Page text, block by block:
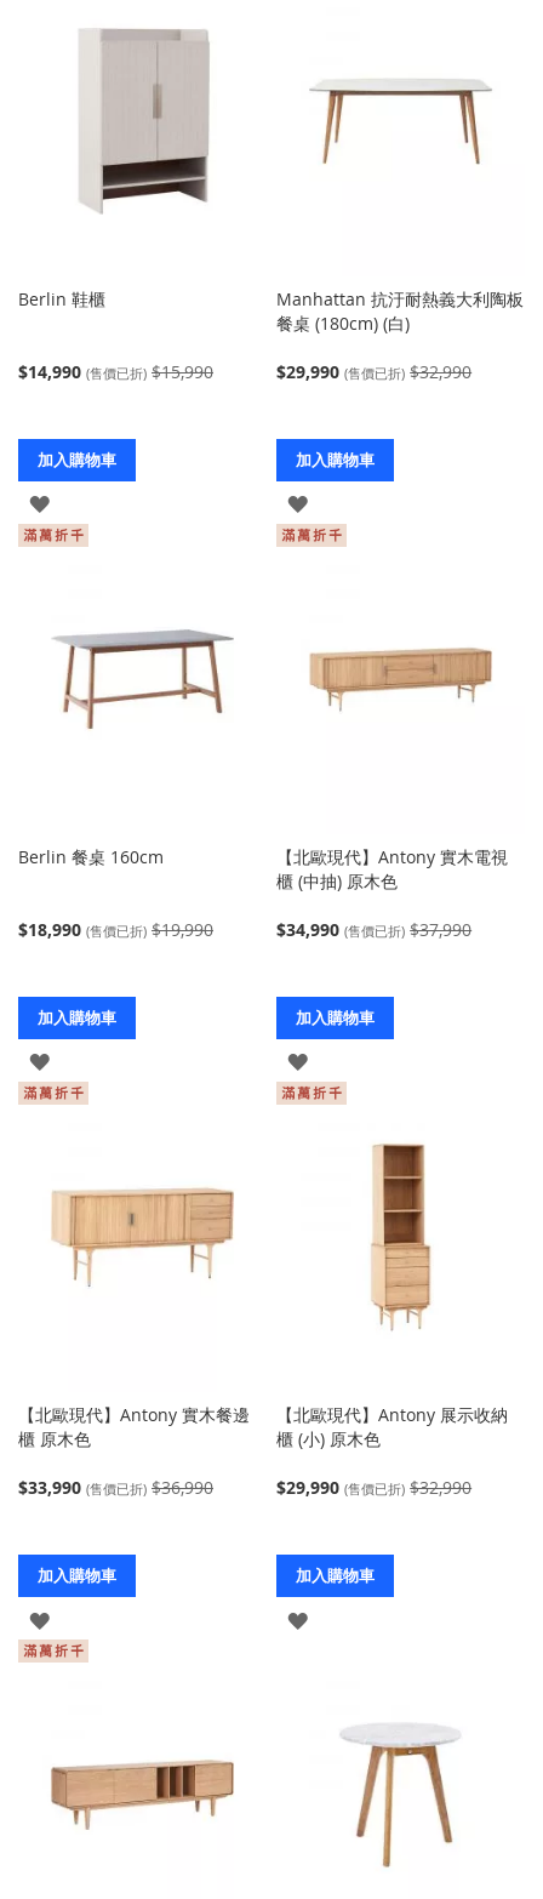
Berlin 鞋櫃
$14,990 (售價已折) $15,990
加入購物車
登
入
Manhattan 抗汙耐熱義大利陶板
餐桌 (180cm) (白)
$29,990 (售價已折) $32,990
加入購物車
登
入
Berlin 餐桌 160cm
$18,990 (售價已折) $19,990
加入購物車
登
入
【北歐現代】Antony 實木電視
櫃 (中抽) 原木色
$34,990 (售價已折) $37,990
加入購物車
登
入
【北歐現代】Antony 實木餐邊
櫃 原木色
$33,990 (售價已折) $36,990
加入購物車
登
入
【北歐現代】Antony 展示收納
櫃 (小) 原木色
$29,990 (售價已折) $32,990
加入購物車
登